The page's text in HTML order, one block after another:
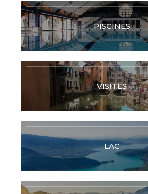
PISCINES
VISITES
LAC